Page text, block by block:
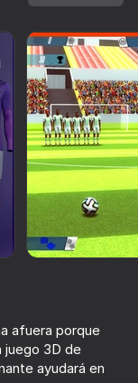
80
afuera porque
juego 3D de
ayudará en